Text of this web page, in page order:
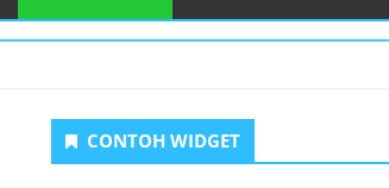
Sidebar
Kedua
CONTOH WIDGET